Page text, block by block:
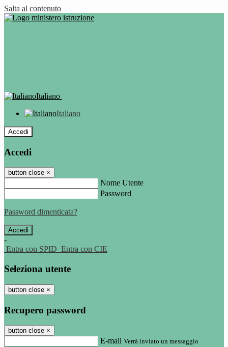
Salta al contenuto
Italiano
Italiano
Accedi
Accedi
button close ×
Nome Utente
Password
Password dimenticata?
-
Entra con SPID Entra con CIE
Seleziona utente
button close ×
Recupero password
button close ×
E-mail Verrà inviato un messaggio